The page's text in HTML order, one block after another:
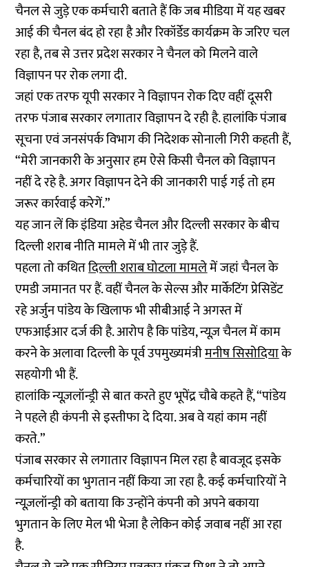
चैनल से जुड़े एक कर्मचारी बताते हैं कि जब मीडिया में यह खबर
आई की चैनल बंद हो रहा है और रिकॉर्डेड कार्यक्रम के जरिए चल
रहा है, तब से उत्तर प्रदेश सरकार ने चैनल को मिलने वाले
विज्ञापन पर रोक लगा दी.
जहां एक तरफ यूपी सरकार ने विज्ञापन रोक दिए वहीं दूसरी
तरफ पंजाब सरकार लगातार विज्ञापन दे रही है. हालांकि पंजाब
सूचना एवं जनसंपर्क विभाग की निदेशक सोनाली गिरी कहती हैं,
“मेरी जानकारी के अनुसार हम ऐसे किसी चैनल को विज्ञापन
नहीं दे रहे है. अगर विज्ञापन देने की जानकारी पाई गई तो हम
जरूर कार्रवाई करेगें.”
यह जान लें कि इंडिया अहेड चैनल और दिल्ली सरकार के बीच
दिल्ली शराब नीति मामले में भी तार जुड़े हैं.
पहला तो कथितदिल्ली शराब घोटला मामलेमें जहां चैनल के
एमडी जमानत पर हैं. वहीं चैनल के सेल्स और मार्केटिंग प्रेसिडेंट
रहे अर्जुन पांडेय के खिलाफ भी सीबीआई ने अगस्त में
एफआईआर दर्ज की है. आरोप है कि पांडेय, न्यूज़ चैनल में काम
करने के अलावा दिल्ली के पूर्व उपमुख्यमंत्रीमनीष सिसोदियाके
सहयोगी भी हैं.
हालांकि न्यूज़लॉन्ड्री से बात करते हुए भूपेंद्र चौबे कहते हैं, “पांडेय
ने पहले ही कंपनी से इस्तीफा दे दिया. अब वे यहां काम नहीं
करते.”
पंजाब सरकार से लगातार विज्ञापन मिल रहा है बावजूद इसके
कर्मचारियों का भुगतान नहीं किया जा रहा है. कई कर्मचारियों ने
न्यूज़लॉन्ड्री को बताया कि उन्होंने कंपनी को अपने बकाया
भुगतान के लिए मेल भी भेजा है लेकिन कोई जवाब नहीं आ रहा
है.